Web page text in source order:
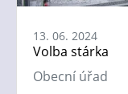
13. 06. 2024
Volba stárka
Obecní úřad